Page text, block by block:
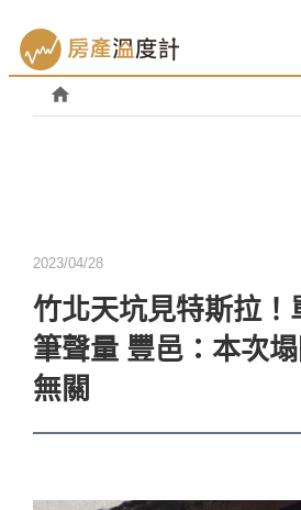
2023/04/28
竹北天坑見特斯拉！
筆聲量 豐邑：本次
無關